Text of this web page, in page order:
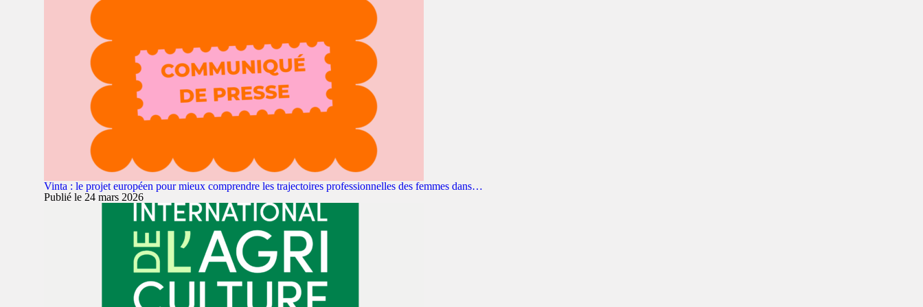
Vinta : le projet européen pour mieux comprendre les trajectoires professionnelles des femmes dans…
Publié le 24 mars 2026